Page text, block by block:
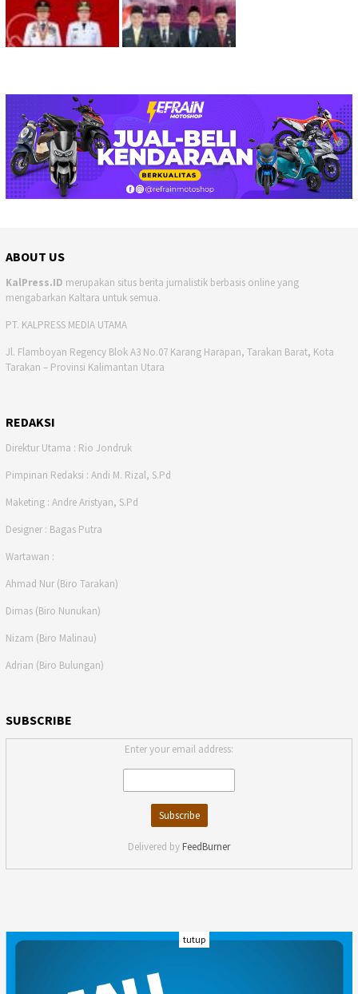
ABOUT US
KalPress.ID merupakan situs berita jurnalistik berbasis online yang
mengabarkan Kaltara untuk semua.
PT. KALPRESS MEDIA UTAMA
Jl. Flamboyan Regency Blok A3 No.07 Karang Harapan, Tarakan Barat, Kota
Tarakan – Provinsi Kalimantan Utara
REDAKSI
Direktur Utama : Rio Jondruk
Pimpinan Redaksi : Andi M. Rizal, S.Pd
Maketing : Andre Aristyan, S.Pd
Designer : Bagas Putra
Wartawan :
Ahmad Nur (Biro Tarakan)
Dimas (Biro Nunukan)
Nizam (Biro Malinau)
Adrian (Biro Bulungan)
SUBSCRIBE
Enter your email address:
Delivered by FeedBurner
INDEKS
tutup